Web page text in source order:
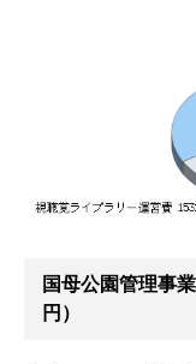
国母公園管
円）